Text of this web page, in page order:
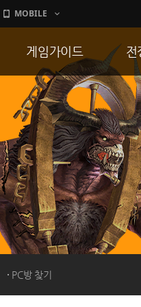
MOBILE
PC방 찾기
게임가이드
게임 특징
서버가이드
신병훈련소
세부가이드
통합보급센터
전
통
공